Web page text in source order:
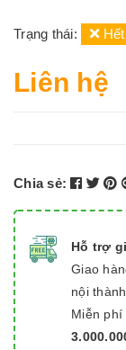
Trạng thái: Hết
Liên hệ
Chia sẻ:
Hỗ trợ
Giao
nội thành
Miễn